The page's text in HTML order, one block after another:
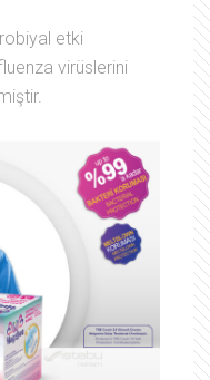
etki
virüslerini